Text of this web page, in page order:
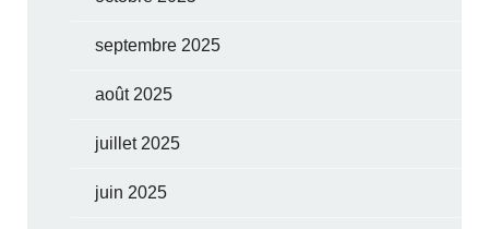
septembre 2025
août 2025
juillet 2025
juin 2025